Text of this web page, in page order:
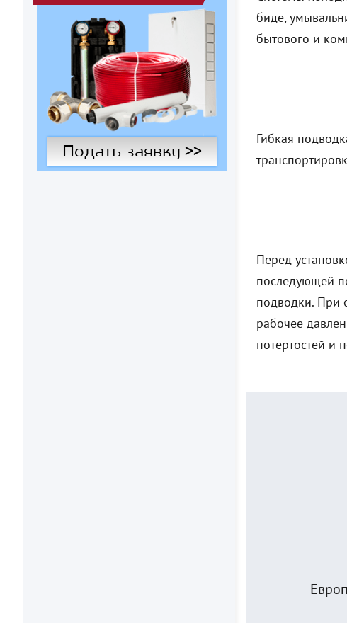
Подать заявку >>
биде,
бытового и
Гибкая
Перед
последующей
подводки. При
рабочее
потёртостей и